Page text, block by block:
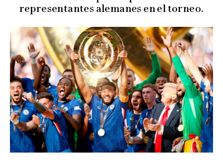
representantes alemanes en el torneo.